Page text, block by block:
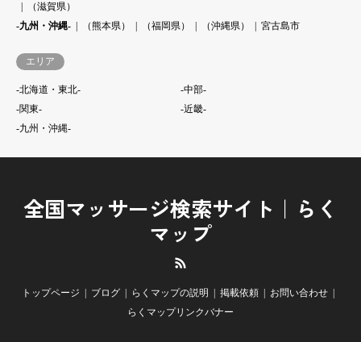
（滋賀県）
-九州・沖縄-
（熊本県） （福岡県） （沖縄県） 宮古島市
エリア
-北海道・東北-
-中部-
-関東-
-近畿-
-九州・沖縄-
全国マッサージ検索サイト｜らく
マップ
トップページ ブログ らくマップの説明 掲載依頼
お問い合わせ
らくマップリンクバナー